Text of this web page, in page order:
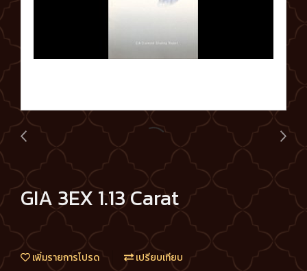
GIA 3EX 1.13 Carat
เพิ่มรายการโปรด เปรียบเทียบ